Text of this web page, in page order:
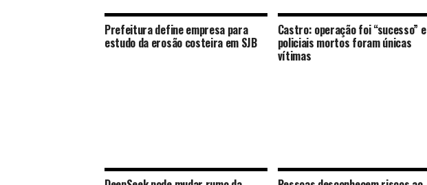
Prefeitura define empresa para
estudo da erosão costeira em SJB
Castro: operação foi “sucesso” e
policiais mortos foram únicas
vítimas